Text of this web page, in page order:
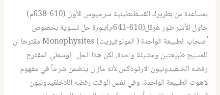
بمساعدة من بطريرك القسطنطينية سرجيوس الأول (610-638م)
حاول الأمبراطور هرقل(610-641م)بلورة حل تسوية بخصوص
أصحاب الطبيعة الواحدة ( المونوفيزيت) Monophysites مقترحا ان
للمسيح طبيعتين ومشيئة واحدة، لكن هذا الحل الوسطي المقترح
رفضه الخلقيدونيون الارثوذكس لأنه مازال يتضمن شرحاً في مفهوم
لاهوت الطبيعة الواحدة، وفي نفس الوقت رفضه اللاخلقيدونيون